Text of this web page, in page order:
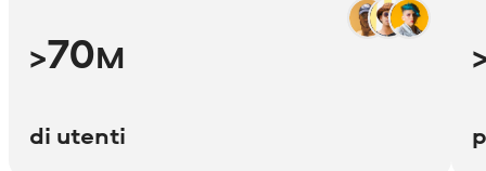
>70M
di utenti